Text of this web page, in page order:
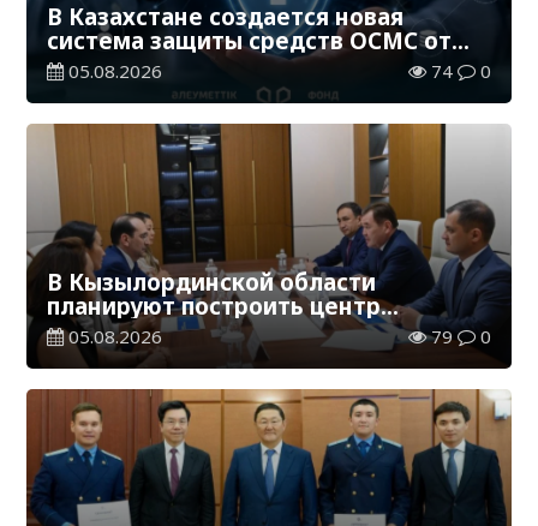
В Казахстане создается новая
система защиты средств ОСМС от
необоснованных выплат
05.08.2026 74 0
В Кызылординской области
планируют построить центр
цифровизации
05.08.2026 79 0